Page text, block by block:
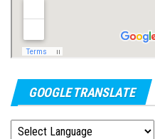
GOOGLE TRANSLATE